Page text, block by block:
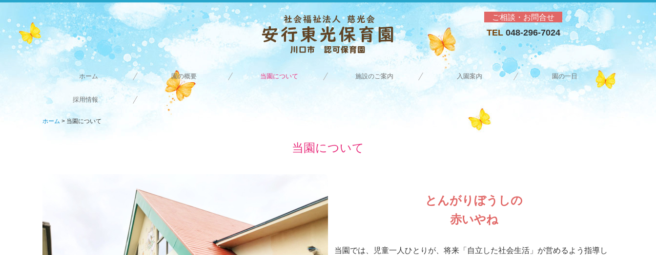
ご相談・お問合せ
TEL 048-296-7024
ホーム 園の概要 当園について 施設のご案内 入園案内 園の一日
園の行事
採用情報
採用情報
職員の一日
ホーム 当園について
当園について
とんがりぼうしの
赤いやね
当園では、児童一人ひとりが、将来「自立した社会生活」が営めるよう指導し